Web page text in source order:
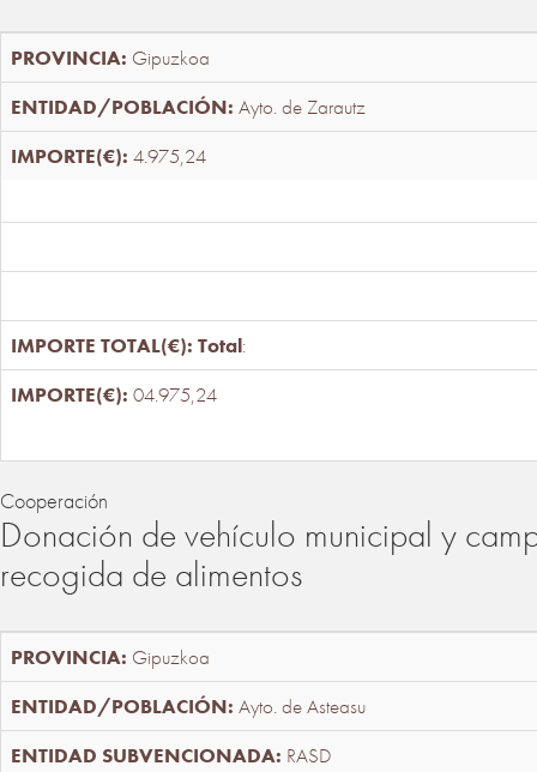
Gipuzkoa
Ayto. de Zarautz
4.975,24
Total:
04.975,24
Cooperación
Donación de vehículo municipal y
recogida de alimentos
Gipuzkoa
Ayto. de Asteasu
RASD